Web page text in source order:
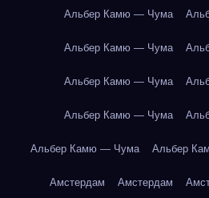
Альбер Камю — Чума
Альбер Камю — Чума
Альбер Камю — Чума
Альбер Камю — Чума
Альбер Камю — Чума Альбер
Амстердам Амстердам